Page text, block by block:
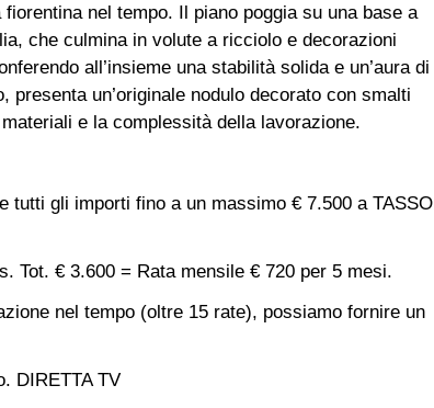
nel tempo. Il piano poggia su una base a
che culmina in volute a ricciolo e decorazioni
all’insieme una stabilità solida e un’aura di
un’originale nodulo decorato con smalti
e la complessità della lavorazione.
tutti gli importi fino a un massimo € 7.500 a TASSO
Tot. € 3.600 = Rata mensile € 720 per 5 mesi.
nel tempo (oltre 15 rate), possiamo fornire un
DIRETTA TV